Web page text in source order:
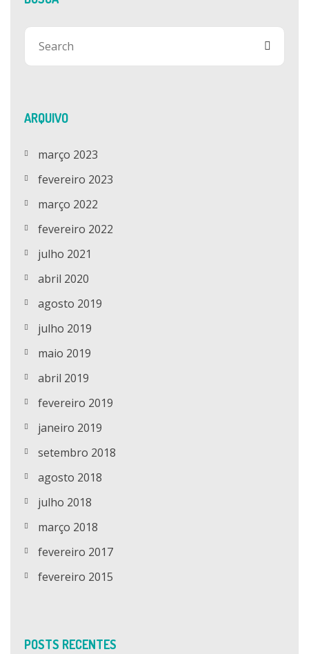
ARQUIVO
março 2023
fevereiro 2023
março 2022
fevereiro 2022
julho 2021
abril 2020
agosto 2019
julho 2019
maio 2019
abril 2019
fevereiro 2019
janeiro 2019
setembro 2018
agosto 2018
julho 2018
março 2018
fevereiro 2017
fevereiro 2015
POSTS RECENTES